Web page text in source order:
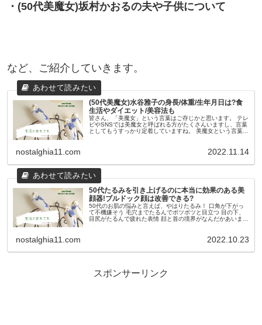
・(50代美魔女)坂村かおるの夫や子供について
など、ご紹介していきます。
(50代美魔女)水谷雅子の身長/体重/生年月日は?食
生活やダイエット/美容法も
皆さん、「美魔女」という言葉はご存じかと思います。 テレ
ビやSNSでは美魔女と呼ばれる方がたくさんいますし、言葉
としてもうすっかり定着していますね。 美魔女という言葉が
nostalghia11.com 2022.11.14
50代たるみを引き上げるのに本当に効果のある美
顔器!ブルドック顔は改善できる?
50代のお肌の悩みと言えば、やはりたるみ！ 口角が下がっ
て不機嫌そう 毛穴までたるんでボツボツと目立つ 目の下、
目尻がたるんで疲れた表情 顔と首の境界がなんだかあいまい
nostalghia11.com 2022.10.23
スポンサーリンク